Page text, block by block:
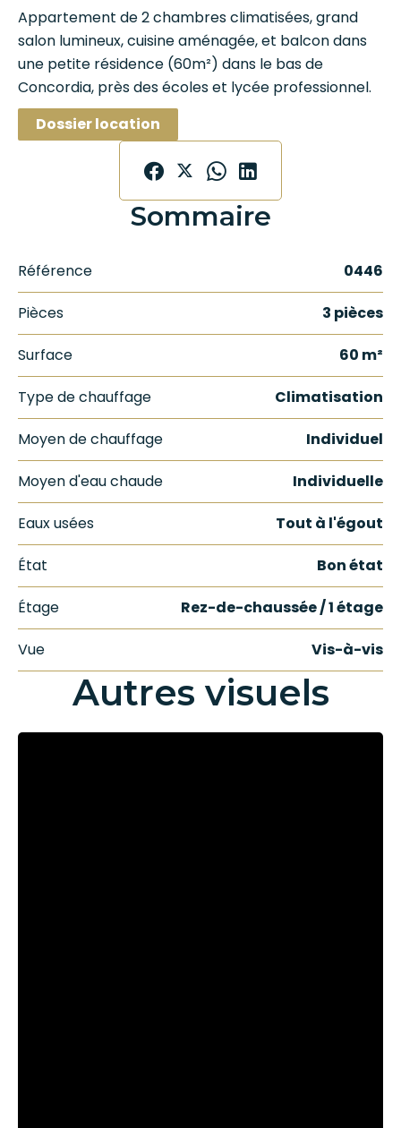
Appartement de 2 chambres climatisées, grand
salon lumineux, cuisine aménagée, et balcon dans
une petite résidence (60m²) dans le bas de
Concordia, près des écoles et lycée professionnel.
Dossier location
Sommaire
Référence 0446
Pièces 3 pièces
Surface 60 m²
Type de chauffage Climatisation
Moyen de chauffage Individuel
Moyen d'eau chaude Individuelle
Eaux usées Tout à l'égout
État Bon état
Étage Rez-de-chaussée / 1 étage
Vue Vis-à-vis
Autres visuels